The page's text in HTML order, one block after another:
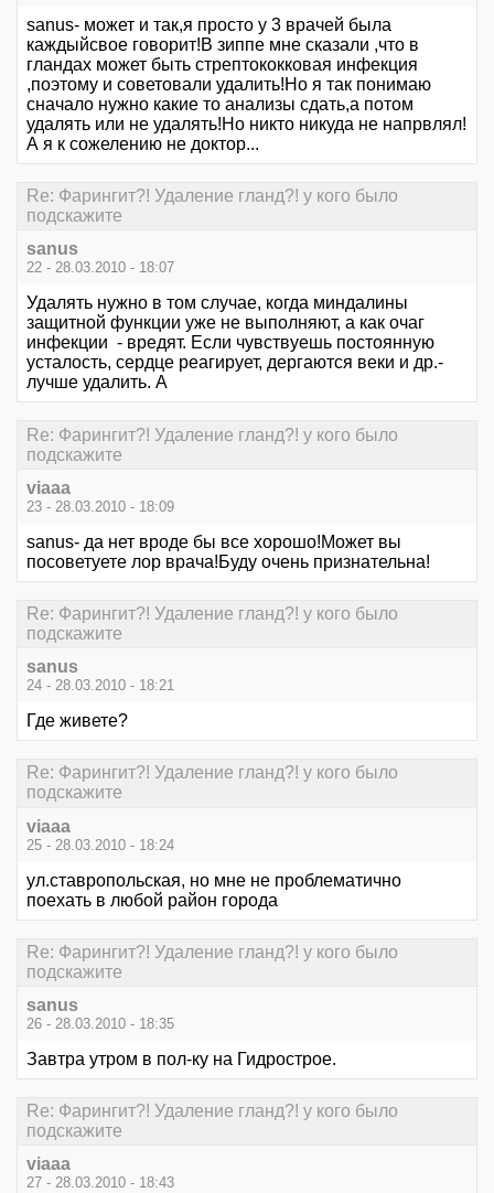
sanus- может и так,я просто у 3 врачей была
каждыйсвое говорит!В зиппе мне сказали ,что в
гландах может быть стрептококковая инфекция
,поэтому и советовали удалить!Но я так понимаю
сначало нужно какие то анализы сдать,а потом
удалять или не удалять!Но никто никуда не напрвлял!
А я к сожелению не доктор...
Re: Фарингит?! Удаление гланд?! у кого было
подскажите
sanus
22 - 28.03.2010 - 18:07
Удалять нужно в том случае, когда миндалины
защитной функции уже не выполняют, а как очаг
инфекции - вредят. Если чувствуешь постоянную
усталость, сердце реагирует, дергаются веки и др.-
лучше удалить. А
Re: Фарингит?! Удаление гланд?! у кого было
подскажите
viaaa
23 - 28.03.2010 - 18:09
sanus- да нет вроде бы все хорошо!Может вы
посоветуете лор врача!Буду очень признательна!
Re: Фарингит?! Удаление гланд?! у кого было
подскажите
sanus
24 - 28.03.2010 - 18:21
Где живете?
Re: Фарингит?! Удаление гланд?! у кого было
подскажите
viaaa
25 - 28.03.2010 - 18:24
ул.ставропольская, но мне не проблематично
поехать в любой район города
Re: Фарингит?! Удаление гланд?! у кого было
подскажите
sanus
26 - 28.03.2010 - 18:35
Завтра утром в пол-ку на Гидрострое.
Re: Фарингит?! Удаление гланд?! у кого было
подскажите
viaaa
27 - 28.03.2010 - 18:43